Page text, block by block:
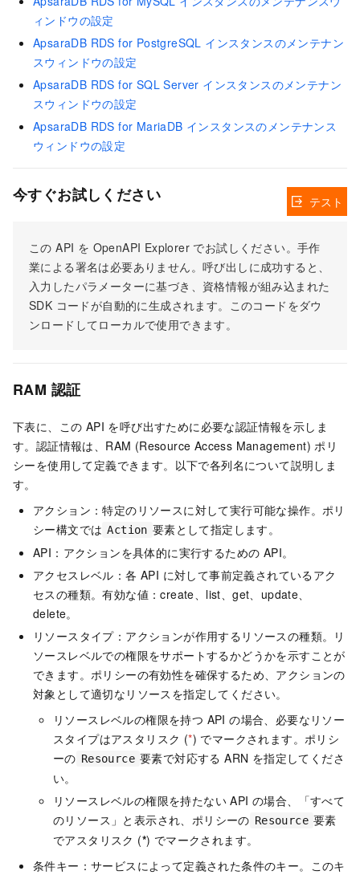
ィンドウの設定
ApsaraDB RDS for PostgreSQL インスタンスのメンテナン
スウィンドウの設定
ApsaraDB RDS for SQL Server インスタンスのメンテナン
スウィンドウの設定
ApsaraDB RDS for MariaDB インスタンスのメンテナンス
ウィンドウの設定
今すぐお試しください
この API を OpenAPI Explorer でお試しください。手作
業による署名は必要ありません。呼び出しに成功すると、
入力したパラメーターに基づき、資格情報が組み込まれた
SDK コードが自動的に生成されます。このコードをダウ
ンロードしてローカルで使用できます。
テスト
RAM 認証
下表に、この API を呼び出すために必要な認証情報を示しま
す。認証情報は、RAM (Resource Access Management) ポリ
シーを使用して定義できます。以下で各列名について説明しま
す。
アクション：特定のリソースに対して実行可能な操作。ポリ
シー構文では Action 要素として指定します。
API：アクションを具体的に実行するための API。
アクセスレベル：各 API に対して事前定義されているアク
セスの種類。有効な値：create、list、get、update、
delete。
リソースタイプ：アクションが作用するリソースの種類。リ
ソースレベルでの権限をサポートするかどうかを示すことが
できます。ポリシーの有効性を確保するため、アクションの
対象として適切なリソースを指定してください。
リソースレベルの権限を持つ API の場合、必要なリソー
スタイプはアスタリスク (*) でマークされます。ポリシ
ーの Resource 要素で対応する ARN を指定してくださ
い。
リソースレベルの権限を持たない API の場合、「すべて
のリソース」と表示され、ポリシーの Resource 要素
でアスタリスク (*) でマークされます。
条件キー：サービスによって定義された条件のキー。このキ